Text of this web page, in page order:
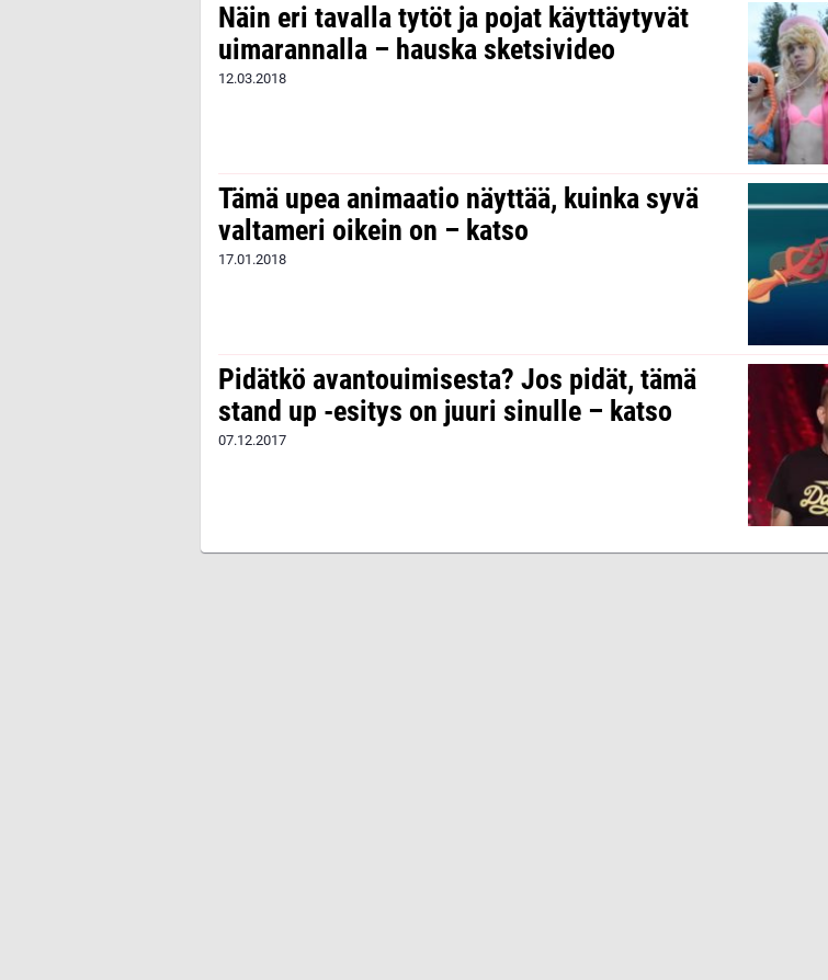
Näin eri tavalla tytöt ja pojat käyttäytyvät
uimarannalla – hauska sketsivideo
12.03.2018
Tämä upea animaatio näyttää, kuinka syvä
valtameri oikein on – katso
17.01.2018
Pidätkö avantouimisesta? Jos pidät, tämä
stand up -esitys on juuri sinulle – katso
07.12.2017